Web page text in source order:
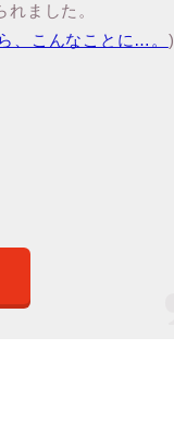
ました。
、こんなことに…。 )